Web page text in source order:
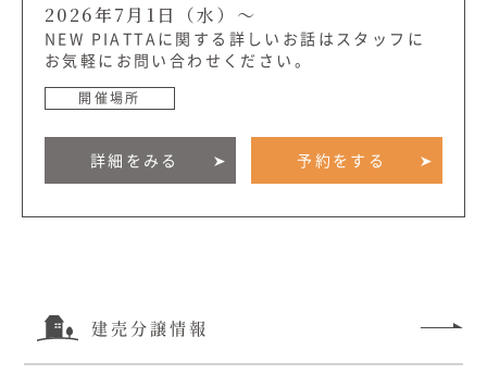
資料請求
お電話での
お問い合わ
せ
1806
2026年7月1日（水）～
NEW PIATTAに関する詳しいお話はスタッフに
お気軽にお問い合わせください。
開催場所
詳細をみる 予約をする
建売分譲情報